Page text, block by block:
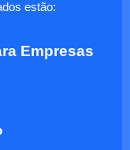
estão:
Empresas